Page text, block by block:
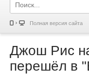
Полная версия сайта
Джош Рис
перешёл в